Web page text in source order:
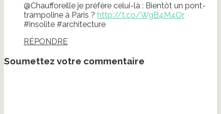
@Chaufforeille je préfère celui-là : Bientôt un pont-
trampoline à Paris ? http://t.co/WgB4M4Or
#insolite #architecture
RÉPONDRE
Soumettez votre commentaire